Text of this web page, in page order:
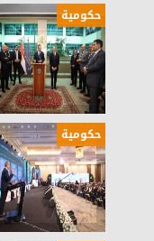
حكومية
حكومية